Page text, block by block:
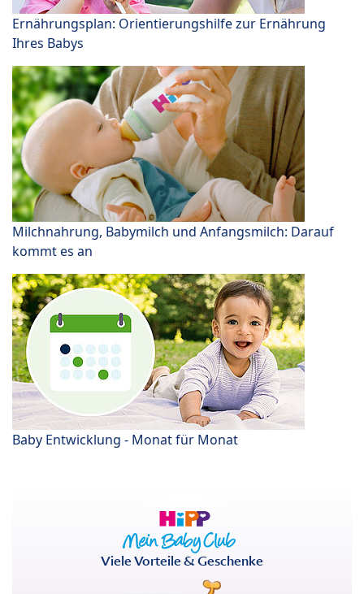
Ernährungsplan: Orientierungshilfe zur Ernährung
Ihres Babys
Milchnahrung, Babymilch und Anfangsmilch: Darauf
kommt es an
Baby Entwicklung - Monat für Monat
Viele Vorteile & Geschenke